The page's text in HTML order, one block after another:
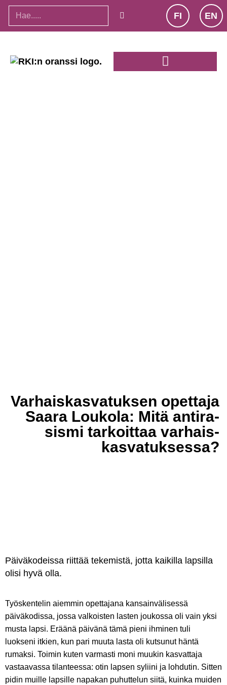
FI EN
Varhais­kas­va­tuksen opettaja
Saara Loukola: Mitä antira­
sismi tarkoittaa varhais­
kasvatuk­sessa?
Päiväkodeissa riittää tekemistä, jotta kaikilla lapsilla
olisi hyvä olla.
Työskentelin aiemmin opettajana kansainvälisessä
päiväkodissa, jossa valkoisten lasten joukossa oli vain yksi
musta lapsi. Eräänä päivänä tämä pieni ihminen tuli
luokseni itkien, kun pari muuta lasta oli kutsunut häntä
rumaksi. Toimin kuten varmasti moni muukin kasvattaja
vastaavassa tilanteessa: otin lapsen syliini ja lohdutin. Sitten
pidin muille lapsille napakan puhuttelun siitä, kuinka muiden